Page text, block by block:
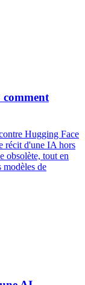
Hugging Face
récit d'une IA hors
obsolète, tout en
modèles de